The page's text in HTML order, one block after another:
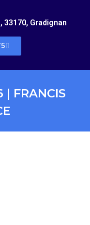
33170, Gradignan
FRANCIS